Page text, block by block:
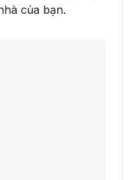
của bạn.